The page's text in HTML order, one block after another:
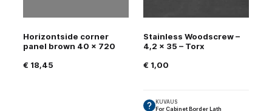
Horizontside corner
panel brown 40 x 720
€ 18,45
Stainless Woodscrew –
4,2 × 35 – Torx
€ 1,00
KUVAUS
For Cabinet Border Lath